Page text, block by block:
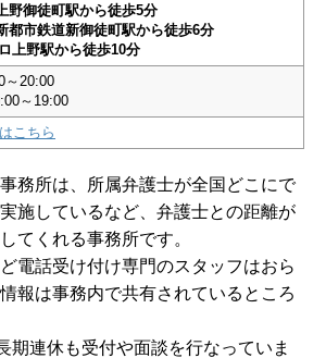
野御徒町駅から徒歩5分
都市鉄道新御徒町駅から徒歩6分
上野駅から徒歩10分
～20:00
～19:00
こちら
務所は、所属弁護士が全国どこにで
施しているなど、弁護士との距離が
てくれる事務所です。
電話受け付け専門のスタッフはおら
報は事務内で共有されているところ
期連休も受付や面談を行なっていま